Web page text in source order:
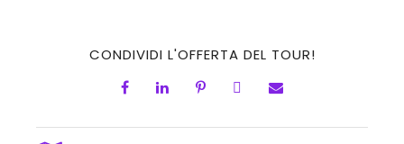
CONDIVIDI L'OFFERTA DEL TOUR!